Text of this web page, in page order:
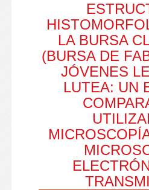
LA BURSA
(BURSA DE
JÓVENES
LUTEA: UN